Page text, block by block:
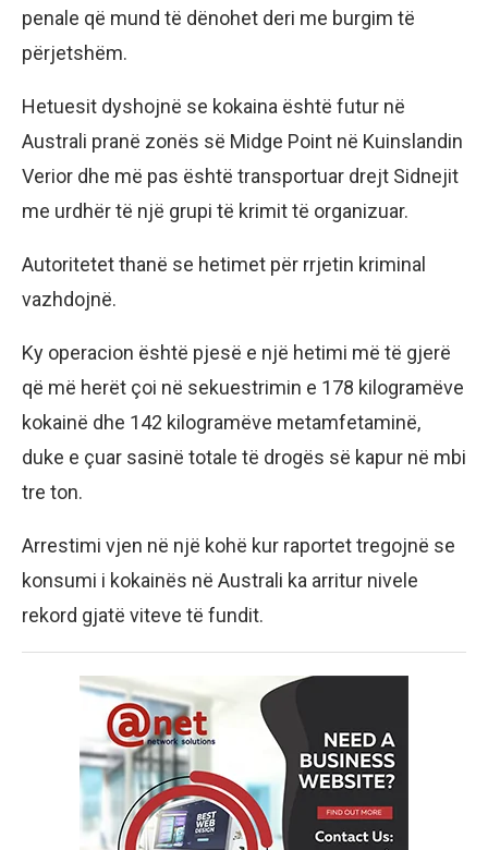
penale që mund të dënohet deri me burgim të
përjetshëm.
Hetuesit dyshojnë se kokaina është futur në
Australi pranë zonës së Midge Point në Kuinslandin
Verior dhe më pas është transportuar drejt Sidnejit
me urdhër të një grupi të krimit të organizuar.
Autoritetet thanë se hetimet për rrjetin kriminal
vazhdojnë.
Ky operacion është pjesë e një hetimi më të gjerë
që më herët çoi në sekuestrimin e 178 kilogramëve
kokainë dhe 142 kilogramëve metamfetaminë,
duke e çuar sasinë totale të drogës së kapur në mbi
tre ton.
Arrestimi vjen në një kohë kur raportet tregojnë se
konsumi i kokainës në Australi ka arritur nivele
rekord gjatë viteve të fundit.